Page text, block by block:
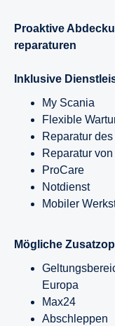
Proaktive
reparaturen
Inklusive
My Scania
Flexible
Reparatur
Reparatur
ProCare
Notdienst
Mobiler
Mögliche
Europa
Max24
Abschleppen